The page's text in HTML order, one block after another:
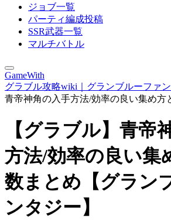
ジョブ一覧
パーティ編成投稿
SSR武器一覧
マルチバトル
GameWith
グラブル攻略wiki｜グランブルーファ
青帝神角の入手方法/効率の良い集め方
【グラブル】青帝
方法/効率の良い集
数まとめ【グラン
ンタジー】